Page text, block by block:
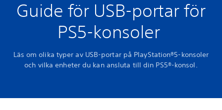
Guide för USB-portar för
PS5-konsoler
Läs om olika typer av USB-portar på PlayStation®5-konsoler
och vilka enheter du kan ansluta till din PS5®-konsol.